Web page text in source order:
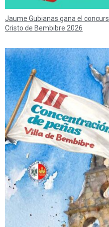
Jaume Gubianas gana el
Cristo de Bembibre 2026